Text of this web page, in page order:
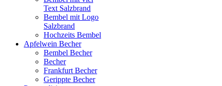
Text Salzbrand
Bembel mit Logo
Salzbrand
Hochzeits Bembel
Apfelwein Becher
Bembel Becher
Becher
Frankfurt Becher
Gerippte Becher